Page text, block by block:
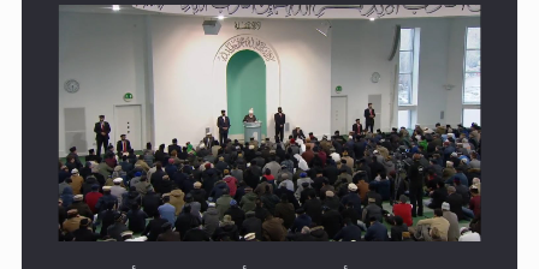
خطبة الجمعة التي ألقاها حضرة أمير المؤمنين أيده الله